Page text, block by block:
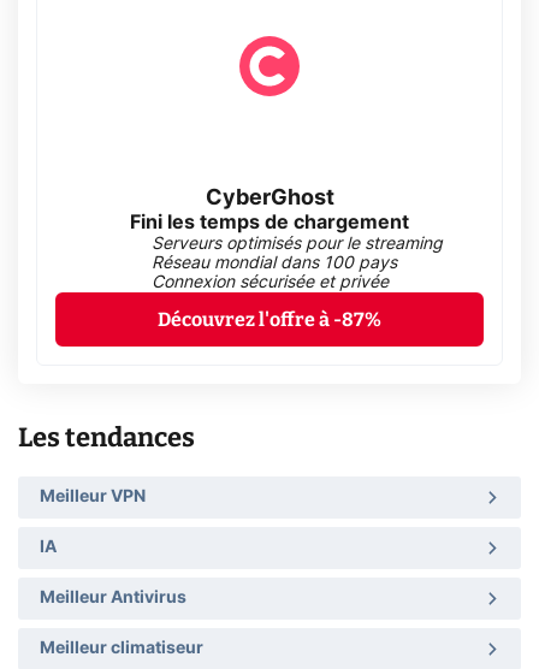
CyberGhost
Fini les temps de chargement
Serveurs optimisés pour le streaming
Réseau mondial dans 100 pays
Connexion sécurisée et privée
Découvrez l'offre à -87%
Les tendances
Meilleur VPN
IA
Meilleur Antivirus
Meilleur climatiseur